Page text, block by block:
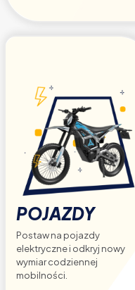
POJAZDY
Postaw na pojazdy
elektryczne i odkryj nowy
wymiar codziennej
mobilności.